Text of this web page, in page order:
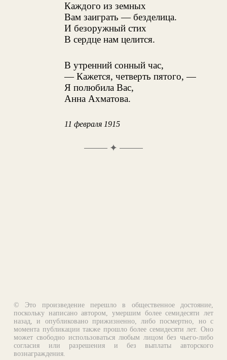
Каждого из земных
Вам заиграть — безделица.
И безоружный стих
В сердце нам целится.
В утренний сонный час,
— Кажется, четверть пятого, —
Я полюбила Вас,
Анна Ахматова.
11 февраля 1915
✦
© Это произведение перешло в общественное достояние,
поскольку написано автором, умершим более семидесяти лет
назад, и опубликовано прижизненно, либо посмертно, но с
момента публикации также прошло более семидесяти лет. Оно
может свободно использоваться любым лицом без чьего-либо
согласия или разрешения и без выплаты авторского
вознаграждения.